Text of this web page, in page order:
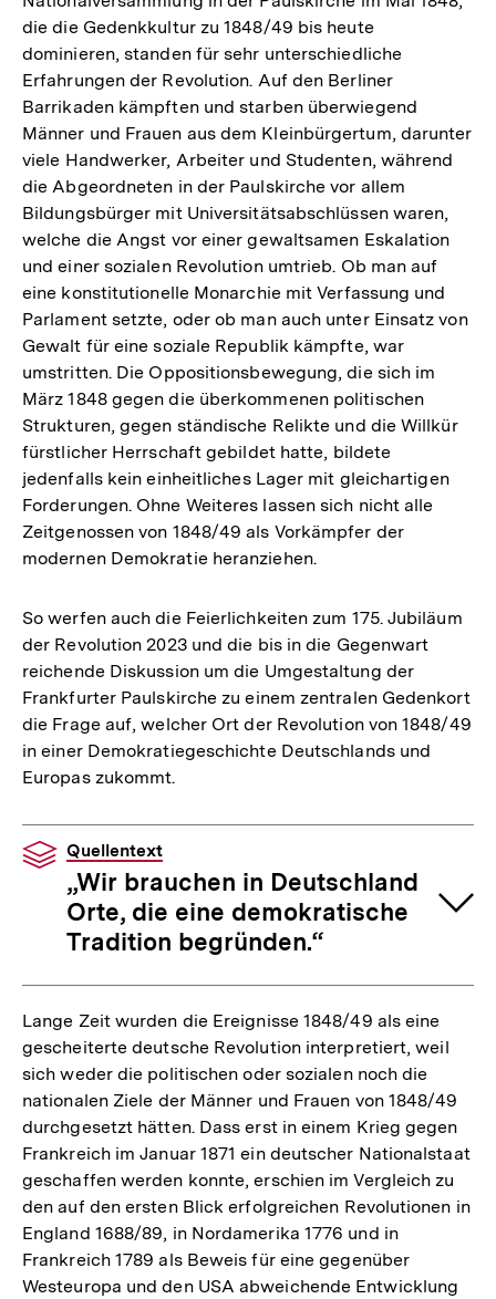
die die Gedenkkultur zu 1848/49 bis heute
dominieren, standen für sehr unterschiedliche
Erfahrungen der Revolution. Auf den Berliner
Barrikaden kämpften und starben überwiegend
Männer und Frauen aus dem Kleinbürgertum, darunter
viele Handwerker, Arbeiter und Studenten, während
die Abgeordneten in der Paulskirche vor allem
Bildungsbürger mit Universitätsabschlüssen waren,
welche die Angst vor einer gewaltsamen Eskalation
und einer sozialen Revolution umtrieb. Ob man auf
eine konstitutionelle Monarchie mit Verfassung und
Parlament setzte, oder ob man auch unter Einsatz von
Gewalt für eine soziale Republik kämpfte, war
umstritten. Die Oppositionsbewegung, die sich im
März 1848 gegen die überkommenen politischen
Strukturen, gegen ständische Relikte und die Willkür
fürstlicher Herrschaft gebildet hatte, bildete
jedenfalls kein einheitliches Lager mit gleichartigen
Forderungen. Ohne Weiteres lassen sich nicht alle
Zeitgenossen von 1848/49 als Vorkämpfer der
modernen Demokratie heranziehen.
So werfen auch die Feierlichkeiten zum 175. Jubiläum
der Revolution 2023 und die bis in die Gegenwart
reichende Diskussion um die Umgestaltung der
Frankfurter Paulskirche zu einem zentralen Gedenkort
die Frage auf, welcher Ort der Revolution von 1848/49
in einer Demokratiegeschichte Deutschlands und
Europas zukommt.
Quellentext
„Wir brauchen in Deutschland
Orte, die eine demokratische
Tradition begründen.“
Lange Zeit wurden die Ereignisse 1848/49 als eine
gescheiterte deutsche Revolution interpretiert, weil
sich weder die politischen oder sozialen noch die
nationalen Ziele der Männer und Frauen von 1848/49
durchgesetzt hätten. Dass erst in einem Krieg gegen
Frankreich im Januar 1871 ein deutscher Nationalstaat
geschaffen werden konnte, erschien im Vergleich zu
den auf den ersten Blick erfolgreichen Revolutionen in
England 1688/89, in Nord­amerika 1776 und in
Frankreich 1789 als Beweis für eine gegenüber
Westeuropa und den USA abweichende Entwicklung